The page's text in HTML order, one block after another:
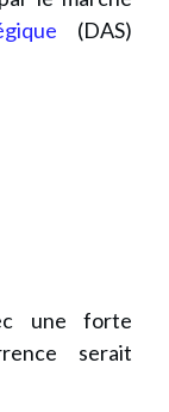
(DAS)
une forte
serait